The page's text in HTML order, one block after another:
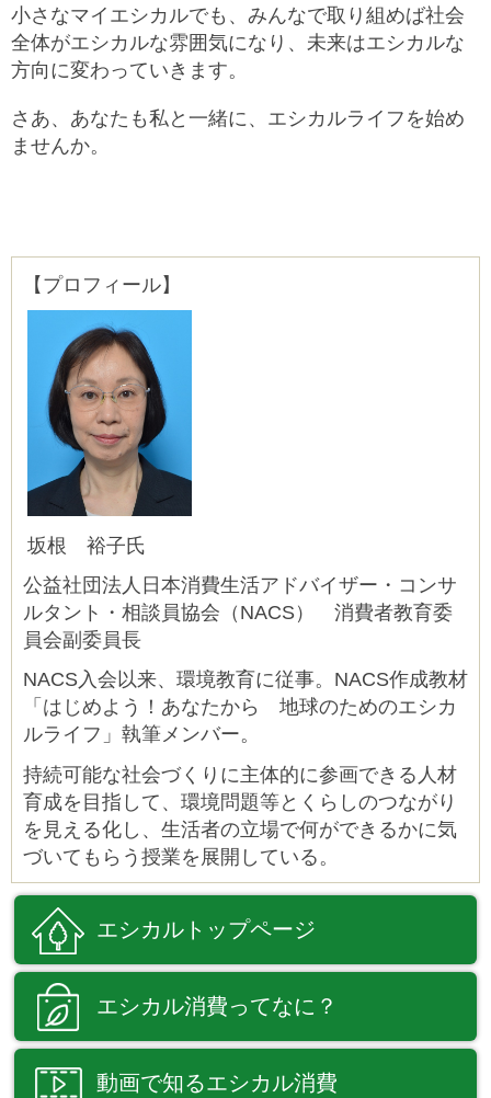
小さなマイエシカルでも、みんなで取り組めば社会
全体がエシカルな雰囲気になり、未来はエシカルな
方向に変わっていきます。
さあ、あなたも私と一緒に、エシカルライフを始め
ませんか。
【プロフィール】
坂根 裕子氏
公益社団法人日本消費生活アドバイザー・コンサ
ルタント・相談員協会（NACS） 消費者教育委
員会副委員長
NACS入会以来、環境教育に従事。NACS作成教材
「はじめよう！あなたから 地球のためのエシカ
ルライフ」執筆メンバー。
持続可能な社会づくりに主体的に参画できる人材
育成を目指して、環境問題等とくらしのつながり
を見える化し、生活者の立場で何ができるかに気
づいてもらう授業を展開している。
エシカル トップページ
エシカル消費ってなに？
動画で知るエシカル消費